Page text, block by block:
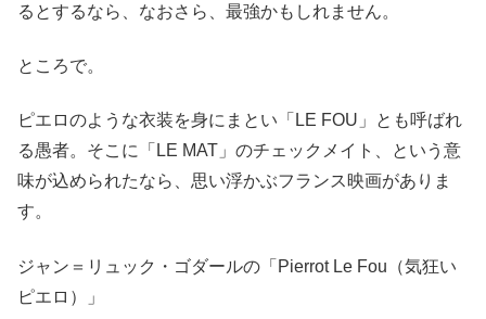
るとするなら、なおさら、最強かもしれません。
ところで。
ピエロのような衣装を身にまとい「LE FOU」とも呼ばれ
る愚者。そこに「LE MAT」のチェックメイト、という意
味が込められたなら、思い浮かぶフランス映画がありま
す。
ジャン＝リュック・ゴダールの「Pierrot Le Fou（気狂い
ピエロ）」